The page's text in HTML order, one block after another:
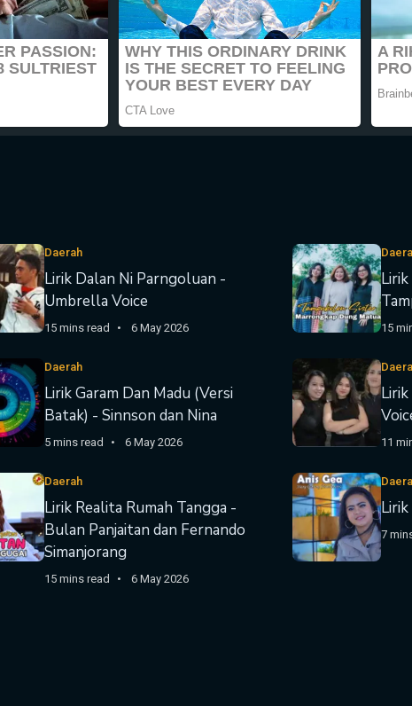
Daerah
Lirik Dalan Ni Parngoluan -
Umbrella Voice
15 mins read 6 May 2026 15
Daerah
Lirik Garam Dan Madu (Versi
Batak) - Sinnson dan Nina
5 mins read 6 May 2026 11
Daerah
Lirik Realita Rumah Tangga -
Bulan Panjaitan dan Fernando
Simanjorang
15 mins read 6 May 2026
7